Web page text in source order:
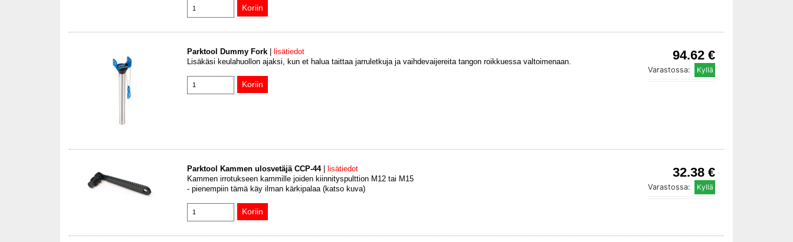
94.62 €
Varastossa:
Parktool Dummy Fork
lisätiedot
Lisäkäsi keulahuollon ajaksi, kun et halua taittaa jarruletkuja ja vaihdevaijereita tangon roikkuessa valtoimenaan.
32.38 €
Varastossa:
Parktool Kammen ulosvetäjä CCP-44|
lisätiedot
Kammen irrotukseen kammille joiden kiinnityspulttion M12 tai M15
- pienempiin tämä käy ilman kärkipalaa (katso kuva)